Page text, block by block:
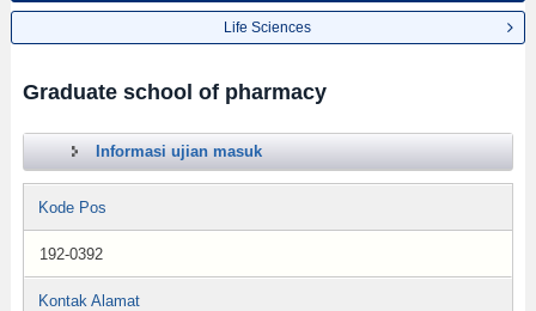
Life Sciences
Graduate school of pharmacy
Informasi ujian masuk
Kode Pos
192-0392
Kontak Alamat